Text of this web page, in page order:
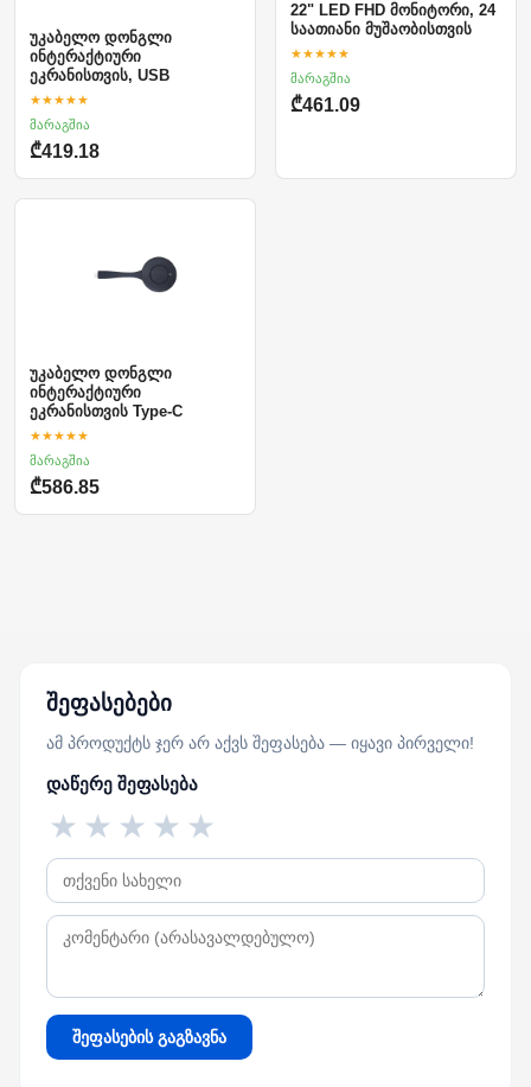
უკაბელო დონგლი
ინტერაქტიური
ეკრანისთვის, USB
★★★★★
მარაგშია
₾419.18
22" LED FHD მონიტორი, 24
საათიანი მუშაობისთვის
★★★★★
მარაგშია
₾461.09
უკაბელო დონგლი
ინტერაქტიური
ეკრანისთვის Type-C
★★★★★
მარაგშია
₾586.85
შეფასებები
ამ პროდუქტს ჯერ არ აქვს შეფასება — იყავი პირველი!
დაწერე შეფასება
★
★
★
★
★
შეფასების გაგზავნა